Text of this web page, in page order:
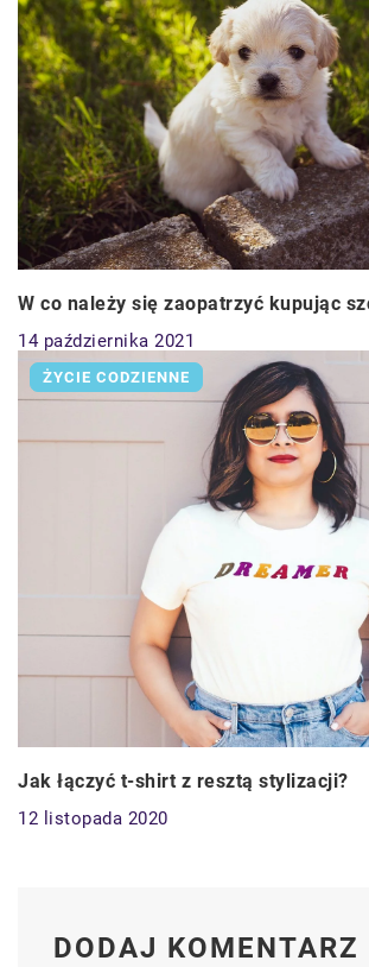
W co należy się zaopatrzyć kupując
14 października 2021
ŻYCIE CODZIENNE
Jak łączyć t-shirt z resztą stylizacji?
12 listopada 2020
DODAJ KOMENTARZ